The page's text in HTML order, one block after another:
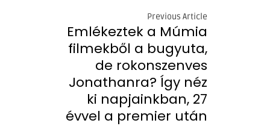
Previous Article
Emlékeztek a Múmia
filmekből a bugyuta,
de rokonszenves
Jonathanra? Így néz
ki napjainkban, 27
évvel a premier után